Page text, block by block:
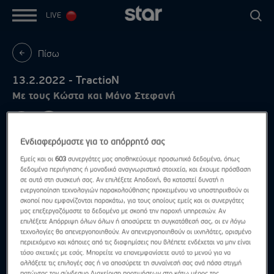
LIVE
Πίσω
13.2.2022 - TractioN
Με τους Κώστα και Μάνο Στεφανή
Ενδιαφερόμαστε για το απόρρητό σας
Εμείς και οι603 συνεργάτες μας αποθηκεύουμε προσωπικά δεδομένα, όπως
δεδομένα περιήγησης ή μοναδικά αναγνωριστικά στοιχεία, και έχουμε πρόσβαση
σε αυτά στη συσκευή σας. Αν επιλέξετε Αποδοχή, θα καταστεί δυνατή η
ενεργοποίηση τεχνολογιών παρακολούθησης προκειμένου να υποστηριχθούν οι
σκοποί που εμφανίζονται παρακάτω, για τους οποίους εμείς και οι συνεργάτες
μας επεξεργαζόμαστε τα δεδομένα με σκοπό την παροχή υπηρεσιών. Αν
επιλέξετε Απόρριψη όλων όλων ή αποσύρετε τη συγκατάθεσή σας, οι εν λόγω
τεχνολογίες θα απενεργοποιηθούν. Αν απενεργοποιηθούν οι ιχνηλάτες, ορισμένο
περιεχόμενο και κάποιες από τις διαφημίσεις που βλέπετε ενδέχεται να μην είναι
τόσο σχετικές με εσάς. Μπορείτε να επανεμφανίσετε αυτό το μενού για να
αλλάξετε τις επιλογές σας ή να αποσύρετε τη συναίνεσή σας ανά πάσα στιγμή